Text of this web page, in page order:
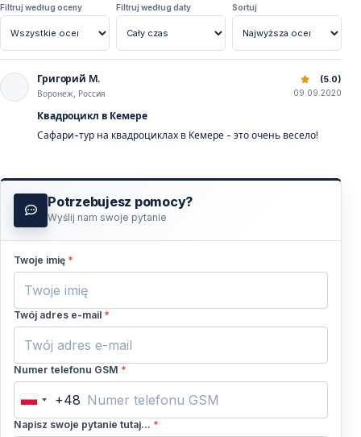
Filtruj według oceny Filtruj według daty Sortuj
Niezapomniana Wycieczka Quadem ATV w Kemer w Turcji
Григорий M.
Воронеж, Россия
(5.0)
09.09.2020
Квадроцикл в Кемере
Сафари-тур на квадроциклах в Кемере - это очень весело!
Potrzebujesz pomocy?
Wyślij nam swoje pytanie
Twoje imię *
Twój adres e-mail *
Numer telefonu GSM *
Poland
+48
+48
Napisz swoje pytanie tutaj... *